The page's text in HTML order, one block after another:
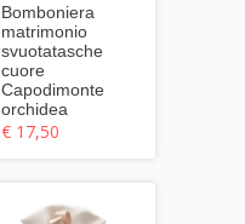
Bomboniera
matrimonio
svuotatasche
cuore
Capodimonte
orchidea
€ 17,50